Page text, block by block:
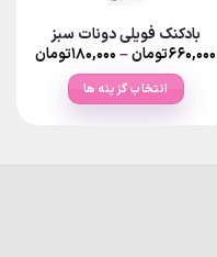
بادکنک فویلی دونات سبز
۶۶۰,۰۰۰تومان–۱۸۰,۰۰۰تومانPrice
انتخاب گزینه ها